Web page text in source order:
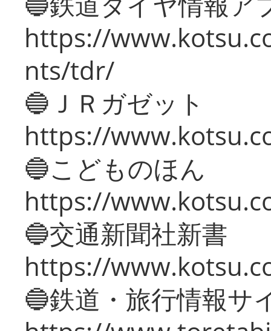
https://
nts/tdr/
🔵ＪＲガゼット
https://
🔵こどものほん
https://
🔵交通新聞社新書
https://
🔵鉄道・旅行情報サ